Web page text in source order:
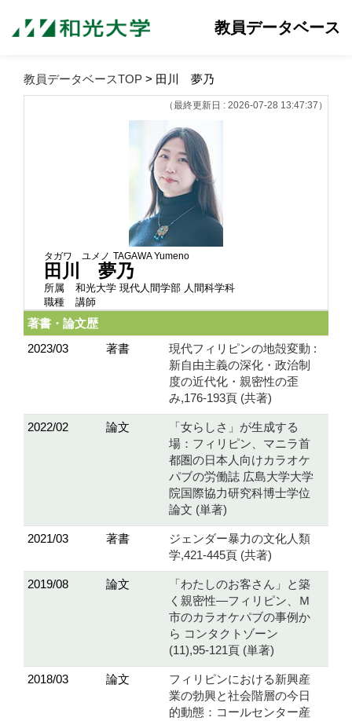
教員データベース
教員データベースTOP > 田川 夢乃
（最終更新日 : 2026-07-28 13:47:37）
タガワ ユメノ TAGAWA Yumeno
田川 夢乃
所属
和光大学 現代人間学部 人間科学科
職種
講師
著書・論文歴
2023/03
著書
現代フィリピンの地殻変動 :
新自由主義の深化・政治制
度の近代化・親密性の歪
み,176-193頁 (共著)
2022/02 論文
「女らしさ」が生成する
場：フィリピン、マニラ首
都圏の日本人向けカラオケ
パブの労働誌 広島大学大学
院国際協力研究科博士学位
論文 (単著)
2021/03 著書
ジェンダー暴力の文化人類
学,421-445頁 (共著)
2019/08 論文
「わたしのお客さん」と築
く親密性―フィリピン、Ｍ
市のカラオケパブの事例か
ら コンタクトゾーン
(11),95-121頁 (単著)
2018/03 論文
フィリピンにおける新興産
業の勃興と社会階層の今日
的動態：コールセンター産